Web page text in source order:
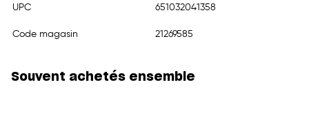
UPC 651032041358
Code magasin 21269585
Souvent achetés ensemble